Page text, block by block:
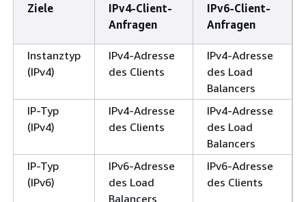
Ziele
IPv4-Client-
Anfragen
IPv6-Client-
Anfragen
Instanztyp
(IPv4)
IPv4-Adresse
des Clients
IPv4-Adresse
des Load
Balancers
IP-Typ
(IPv4)
IPv4-Adresse
des Clients
IPv4-Adresse
des Load
Balancers
IP-Typ
(IPv6)
IPv6-Adresse
des Load
Balancers
IPv6-Adresse
des Clients